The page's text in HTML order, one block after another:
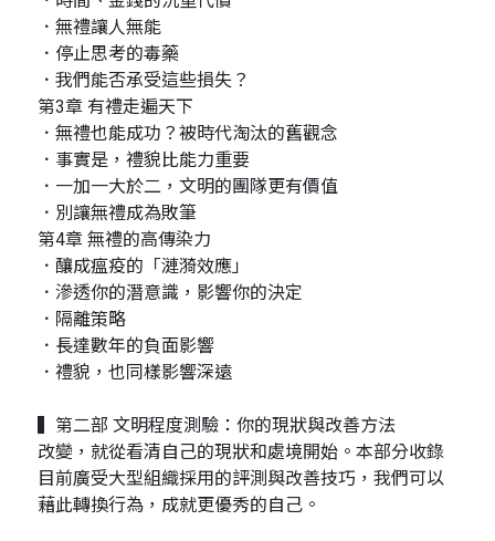
．無禮讓人無能
．停止思考的毒藥
．我們能否承受這些損失？
第3章 有禮走遍天下
．無禮也能成功？被時代淘汰的舊觀念
．事實是，禮貌比能力重要
．一加一大於二，文明的團隊更有價值
．別讓無禮成為敗筆
第4章 無禮的高傳染力
．釀成瘟疫的「漣漪效應」
．滲透你的潛意識，影響你的決定
．隔離策略
．長達數年的負面影響
．禮貌，也同樣影響深遠
▍第二部 文明程度測驗：你的現狀與改善方法
改變，就從看清自己的現狀和處境開始。本部分收錄
目前廣受大型組織採用的評測與改善技巧，我們可以
藉此轉換行為，成就更優秀的自己。